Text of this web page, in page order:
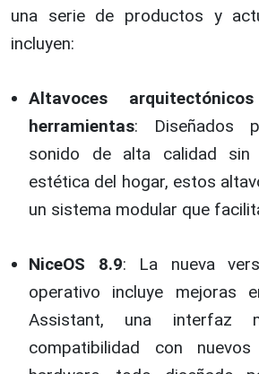
una serie de productos y
incluyen:
Altavoces
herramientas: Diseñados
sonido de alta calidad sin
estética del hogar, estos
un sistema modular que
NiceOS 8.9: La nueva
operativo incluye mejoras
Assistant, una interfaz
compatibilidad con